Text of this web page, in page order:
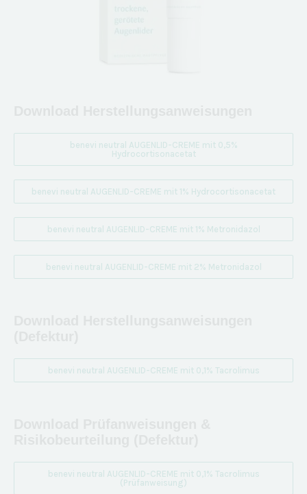
benevi neutral AUGENLID-CREME mit 0,5%
Hydrocortisonacetat
benevi neutral AUGENLID-CREME mit 1% Hydrocortisonacetat
benevi neutral AUGENLID-CREME mit 1% Metronidazol
benevi neutral AUGENLID-CREME mit 2% Metronidazol
benevi neutral AUGENLID-CREME mit 0,1% Tacrolimus
benevi neutral AUGENLID-CREME mit 0,1% Tacrolimus
(Prüfanweisung)